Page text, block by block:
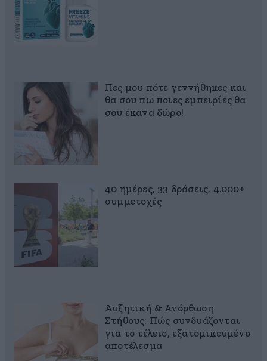
Πες μου πότε γεννήθηκες και
θα σου πω ποιες εμπειρίες θα
σου έκανα δώρο!
40 ημέρες, 33 δράσεις, 4.000+
συμμετοχές
Αυξητική & Ανόρθωση
Στήθους: Πώς συνδυάζονται
για το τέλειο, εξατομικευμένο
αποτέλεσμα